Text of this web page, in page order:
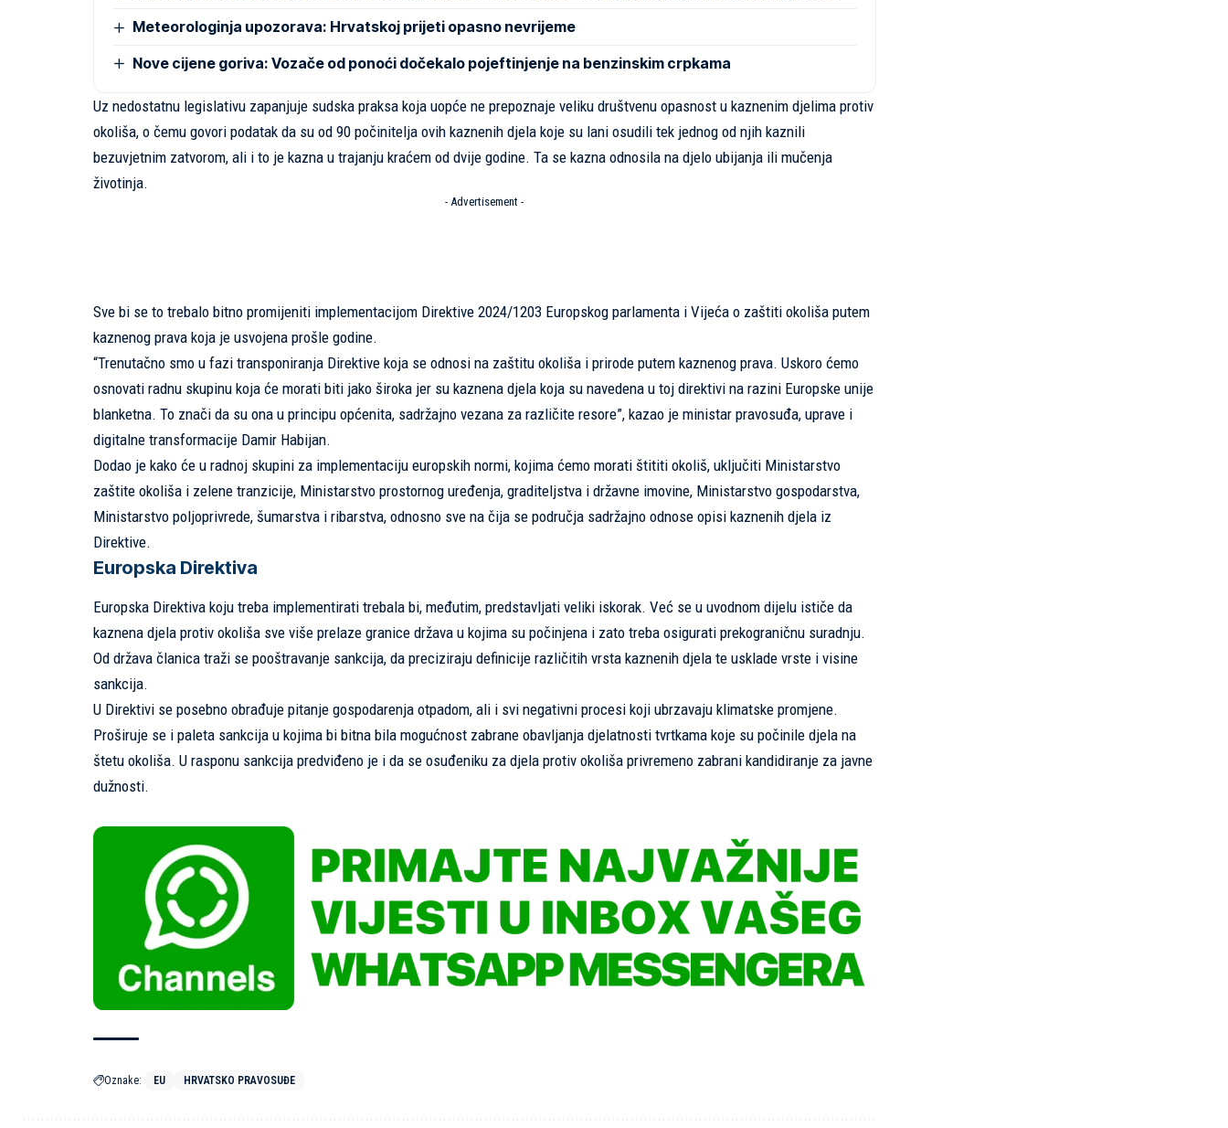
Meteorologinja upozorava: Hrvatskoj prijeti opasno nevrijeme
Nove cijene goriva: Vozače od ponoći dočekalo pojeftinjenje na benzinskim crpkama
Uz nedostatnu legislativu zapanjuje sudska praksa koja uopće ne prepoznaje veliku društvenu opasnost u kaznenim djelima protiv
okoliša, o čemu govori podatak da su od 90 počinitelja ovih kaznenih djela koje su lani osudili tek jednog od njih kaznili
bezuvjetnim zatvorom, ali i to je kazna u trajanju kraćem od dvije godine. Ta se kazna odnosila na djelo ubijanja ili mučenja
životinja.
- Advertisement -
Sve bi se to trebalo bitno promijeniti implementacijom Direktive 2024/1203 Europskog parlamenta i Vijeća o zaštiti okoliša putem
kaznenog prava koja je usvojena prošle godine.
“Trenutačno smo u fazi transponiranja Direktive koja se odnosi na zaštitu okoliša i prirode putem kaznenog prava. Uskoro ćemo
osnovati radnu skupinu koja će morati biti jako široka jer su kaznena djela koja su navedena u toj direktivi na razini Europske unije
blanketna. To znači da su ona u principu općenita, sadržajno vezana za različite resore”, kazao je ministar pravosuđa, uprave i
digitalne transformacije Damir Habijan.
Dodao je kako će u radnoj skupini za implementaciju europskih normi, kojima ćemo morati štititi okoliš, uključiti Ministarstvo
zaštite okoliša i zelene tranzicije, Ministarstvo prostornog uređenja, graditeljstva i državne imovine, Ministarstvo gospodarstva,
Ministarstvo poljoprivrede, šumarstva i ribarstva, odnosno sve na čija se područja sadržajno odnose opisi kaznenih djela iz
Direktive.
Europska Direktiva
Europska Direktiva koju treba implementirati trebala bi, međutim, predstavljati veliki iskorak. Već se u uvodnom dijelu ističe da
kaznena djela protiv okoliša sve više prelaze granice država u kojima su počinjena i zato treba osigurati prekograničnu suradnju.
Od država članica traži se pooštravanje sankcija, da preciziraju definicije različitih vrsta kaznenih djela te usklade vrste i visine
sankcija.
U Direktivi se posebno obrađuje pitanje gospodarenja otpadom, ali i svi negativni procesi koji ubrzavaju klimatske promjene.
Proširuje se i paleta sankcija u kojima bi bitna bila mogućnost zabrane obavljanja djelatnosti tvrtkama koje su počinile djela na
štetu okoliša. U rasponu sankcija predviđeno je i da se osuđeniku za djela protiv okoliša privremeno zabrani kandidiranje za javne
dužnosti.
Oznake: EU HRVATSKO PRAVOSUĐE